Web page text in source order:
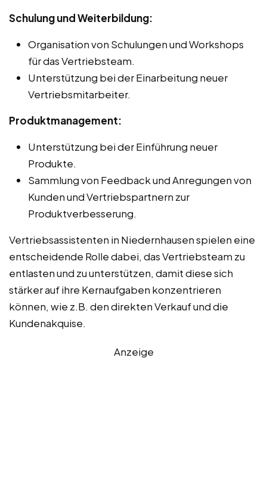
Schulung und Weiterbildung:
Organisation von Schulungen und Workshops
für das Vertriebsteam.
Unterstützung bei der Einarbeitung neuer
Vertriebsmitarbeiter.
Produktmanagement:
Unterstützung bei der Einführung neuer
Produkte.
Sammlung von Feedback und Anregungen von
Kunden und Vertriebspartnern zur
Produktverbesserung.
Vertriebsassistenten in Niedernhausen spielen eine
entscheidende Rolle dabei, das Vertriebsteam zu
entlasten und zu unterstützen, damit diese sich
stärker auf ihre Kernaufgaben konzentrieren
können, wie z.B. den direkten Verkauf und die
Kundenakquise.
Anzeige